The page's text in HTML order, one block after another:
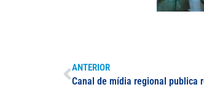
ANTERIOR